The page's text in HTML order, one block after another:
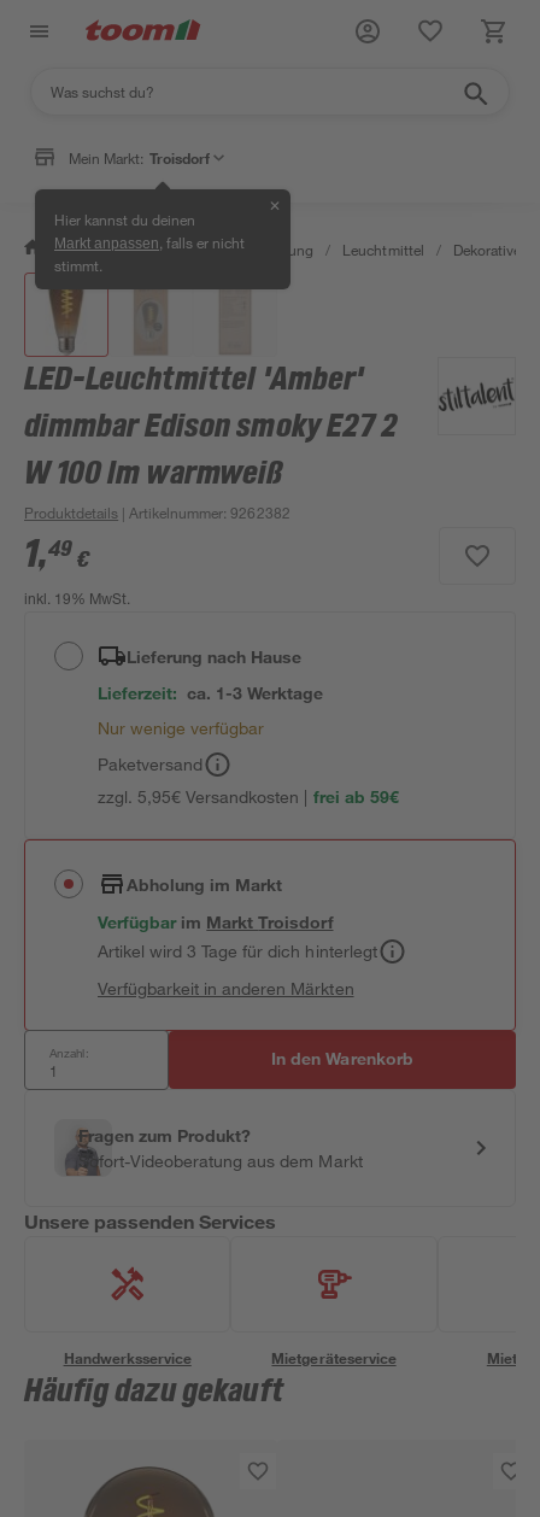
Mein Markt: Troisdorf
Hier kannst du deinen
Markt anpassen , falls er nicht
stimmt.
✕
/ Wohnen & Haushalt / Beleuchtung / Leuchtmittel / Dekorative
LED-Leuchtmittel 'Amber'
dimmbar Edison smoky E27 2
W 100 lm warmweiß
Produktdetails | Artikelnummer:9262382
1,49 €
inkl. 19% MwSt.
Lieferung nach Hause
Lieferzeit: ca. 1-3 Werktage
Nur wenige verfügbar
Paketversand
zzgl. 5,95€ Versandkosten | frei ab 59€
Abholung im Markt
Verfügbar im MarktTroisdorf
Artikel wird 3 Tage für dich hinterlegt
Verfügbarkeit in anderen Märkten
Anzahl: In den Warenkorb
Fragen zum Produkt?
Sofort-Videoberatung aus dem Markt
Unsere passenden Services
Handwerksservice Mietgeräteservice
Häufig dazu gekauft